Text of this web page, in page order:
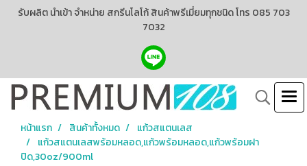
รับผลิต นำเข้า จำหน่าย สกรีนโลโก้ สินค้าพรีเมี่ยมทุกชนิด โทร 085 703
7032
หน้าแรก สินค้าทั้งหมด
แก้วสแตนเลส
แก้วสแตนเลสพร้อมหลอด,แก้วพร้อมหลอด,แก้วพร้อมฝา
ปิด,30oz/900ml